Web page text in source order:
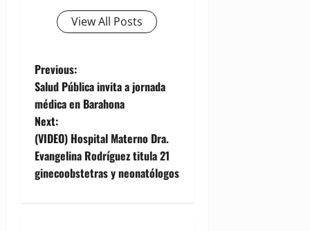
View All Posts
P
o
s
t
n
Previous:
Salud Pública invita a jornada
médica en Barahona
Next:
(VIDEO) Hospital Materno Dra.
Evangelina Rodríguez titula 21
ginecoobstetras y neonatólogos